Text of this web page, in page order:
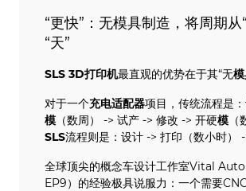
“更快”：无模具制造，将周期从
“天”
SLS 3D打印机最直观的优势在于其“无
对于一个充电适配器项目，传统流程是
模 （数周） -> 试产 -> 修改 -> 开硬模
SLS流程则是：设计 -> 打印（数小时） -
全球顶尖的概念车设计工作室Vital
EP9）的经验极具说服力：一个需要